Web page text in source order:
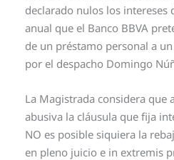
declarado nulos los intereses
anual que el Banco BBVA
de un préstamo personal a
por el despacho Domingo
La Magistrada considera que
abusiva la cláusula que fija
NO es posible siquiera la
en pleno juicio e in extremis